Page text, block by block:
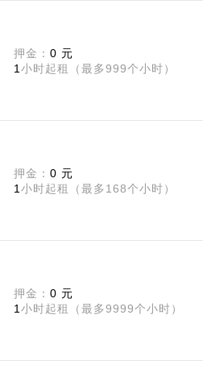
押金： 0 元
1 小时起租（最多999个小时）
押金： 0 元
1 小时起租（最多168个小时）
押金： 0 元
1 小时起租（最多9999个小时）